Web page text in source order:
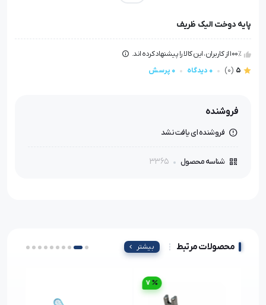
پایه دوخت الیک ظریف
100٪ از کاربران، این کالا را پیشنهاد کرده اند.
5
(0) 0 دیدگاه 0 پرسش
فروشنده
فروشنده ای یافت نشد
شناسه محصول 3365
محصولات مرتبط بیشتر
7